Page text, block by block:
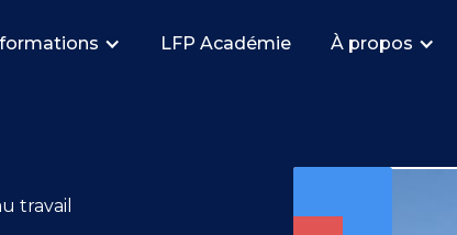
LFP Académie À propos
travail